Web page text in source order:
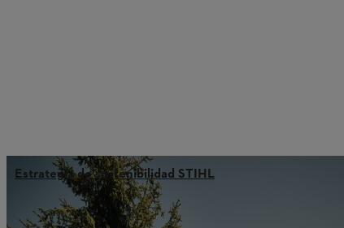
Estrategia de sostenibilidad STIHL